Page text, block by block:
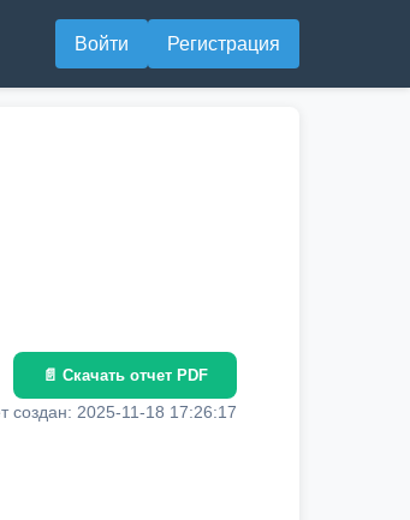
Войти Регистрация
📄 Скачать отчет PDF
создан: 2025-11-18 17:26:17